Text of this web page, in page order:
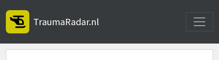
TraumaRadar.nl